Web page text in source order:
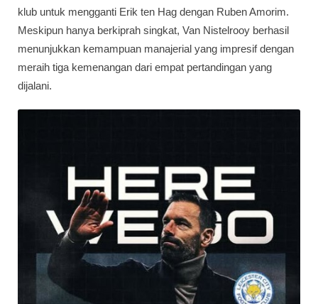
klub untuk mengganti Erik ten Hag dengan Ruben Amorim.
Meskipun hanya berkiprah singkat, Van Nistelrooy berhasil
menunjukkan kemampuan manajerial yang impresif dengan
meraih tiga kemenangan dari empat pertandingan yang
dijalani.